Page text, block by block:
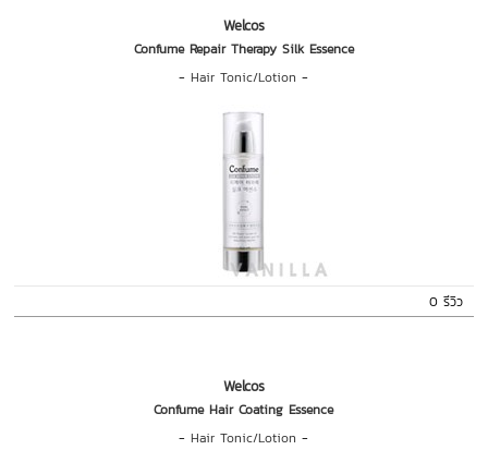
Welcos
Confume Repair Therapy Silk Essence
-Hair Tonic/Lotion -
0 รีวิว
Welcos
Confume Hair Coating Essence
-Hair Tonic/Lotion -